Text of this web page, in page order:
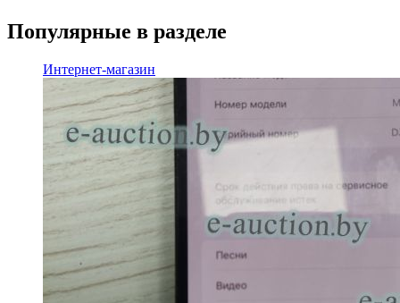
Популярные в разделе
Интернет-магазин